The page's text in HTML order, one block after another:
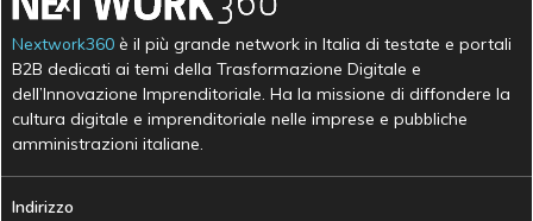
Nextwork360 è il più grande network in Italia di testate e portali
B2B dedicati ai temi della Trasformazione Digitale e
dell’Innovazione Imprenditoriale. Ha la missione di diffondere la
cultura digitale e imprenditoriale nelle imprese e pubbliche
amministrazioni italiane.
Indirizzo